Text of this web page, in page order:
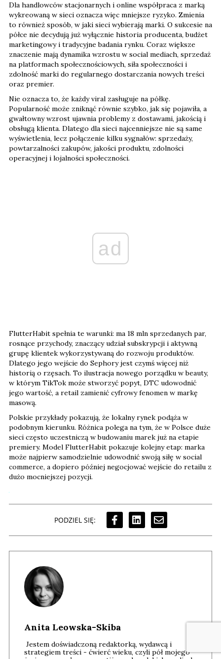
Dla handlowców stacjonarnych i online współpraca z marką
wykreowaną w sieci oznacza więc mniejsze ryzyko. Zmienia
to również sposób, w jaki sieci wybierają marki. O sukcesie na
półce nie decydują już wyłącznie historia producenta, budżet
marketingowy i tradycyjne badania rynku. Coraz większe
znaczenie mają dynamika wzrostu w social mediach, sprzedaż
na platformach społecznościowych, siła społeczności i
zdolność marki do regularnego dostarczania nowych treści
oraz premier.
Nie oznacza to, że każdy viral zasługuje na półkę.
Popularność może zniknąć równie szybko, jak się pojawiła, a
gwałtowny wzrost ujawnia problemy z dostawami, jakością i
obsługą klienta. Dlatego dla sieci najcenniejsze nie są same
wyświetlenia, lecz połączenie kilku sygnałów: sprzedaży,
powtarzalności zakupów, jakości produktu, zdolności
operacyjnej i lojalności społeczności.
ad
FlutterHabit spełnia te warunki: ma 18 mln sprzedanych par,
rosnące przychody, znaczący udział subskrypcji i aktywną
grupę klientek wykorzystywaną do rozwoju produktów.
Dlatego jego wejście do Sephory jest czymś więcej niż
historią o rzęsach. To ilustracja nowego porządku w beauty,
w którym TikTok może stworzyć popyt, DTC udowodnić
jego wartość, a retail zamienić cyfrowy fenomen w markę
masową.
Polskie przykłady pokazują, że lokalny rynek podąża w
podobnym kierunku. Różnica polega na tym, że w Polsce duże
sieci często uczestniczą w budowaniu marek już na etapie
premiery. Model FlutterHabit pokazuje kolejny etap: marka
może najpierw samodzielnie udowodnić swoją siłę w social
commerce, a dopiero później negocjować wejście do retailu z
dużo mocniejszej pozycji.
PODZIEL SIĘ:
Anita Leowska-Skiba
Jestem doświadczoną redaktorką, wydawcą i
strategiem treści - ćwierć wieku, czyli pół mojego